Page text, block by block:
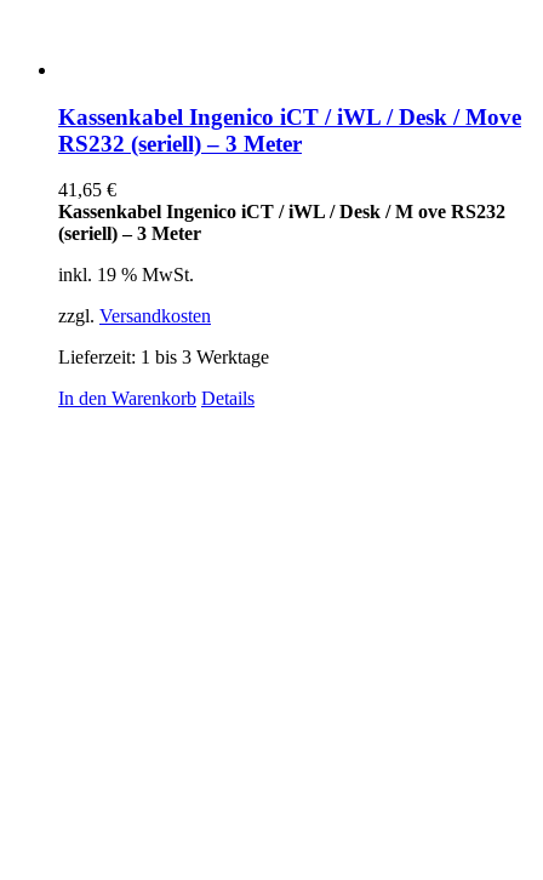
Kassenkabel Ingenico iCT / iWL / Desk / Move
RS232 (seriell) – 3 Meter
41,65 €
Kassenkabel Ingenico iCT / iWL / Desk / M ove RS232
(seriell) – 3 Meter
inkl. 19 % MwSt.
zzgl. Versandkosten
Lieferzeit: 1 bis 3 Werktage
In den Warenkorb Details